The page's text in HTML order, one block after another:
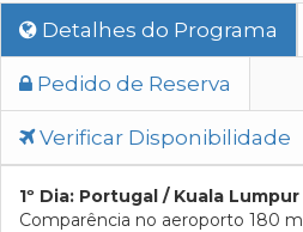
Detalhes do Programa
Pedido de Reserva
Verificar Disponibilidade
1º Dia: Portugal / Kuala Lumpur
Comparência no aeroporto 180